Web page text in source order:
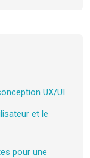
UX/UI
et le
pour une